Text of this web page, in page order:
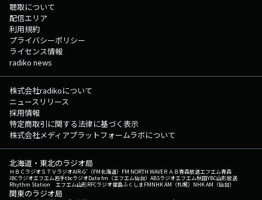
聴取について
配信エリア
利用規約
プライバシーポリシー
ライセンス情報
radiko news
株式会社radikoについて
ニュースリリース
採用情報
特定商取引に関する法律に基づく表示
株式会社メディアプラットフォームラボについて
北海道・東北のラジオ局
ＨＢＣラジオＳＴＶラジオAIR-G'（FM北海道） FM NORTH WAVEＲＡＢ青森放送エフエム青森
IBCラジオエフエム岩手tbcラジオDate fm（エフエム仙台） ABSラジオエフエム秋田YBC山形放送
Rhythm Station エフエム山形RFCラジオ福島ふくしまFMNHK AM（札幌） NHK AM（仙台）
関東のラジオ局